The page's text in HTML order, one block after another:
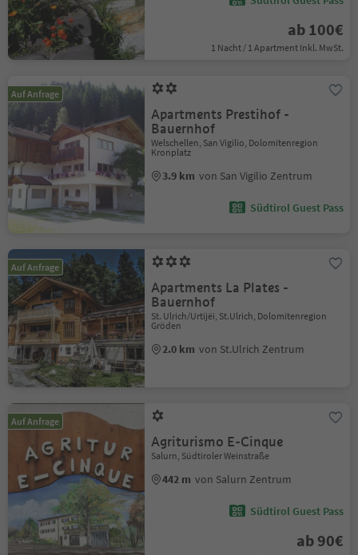
ab 100€
1 Nacht / 1 Apartment Inkl. MwSt.
Auf Anfrage
Apartments Prestihof -
Bauernhof
Welschellen, San Vigilio, Dolomitenregion
Kronplatz
3.9 km von San Vigilio Zentrum
Südtirol Guest Pass
Auf Anfrage
Apartments La Plates -
Bauernhof
St. Ulrich/Urtijëi, St.Ulrich, Dolomitenregion
Gröden
2.0 km von St.Ulrich Zentrum
Auf Anfrage
Agriturismo E-Cinque
Salurn, Südtiroler Weinstraße
442 m von Salurn Zentrum
Südtirol Guest Pass
ab 90€